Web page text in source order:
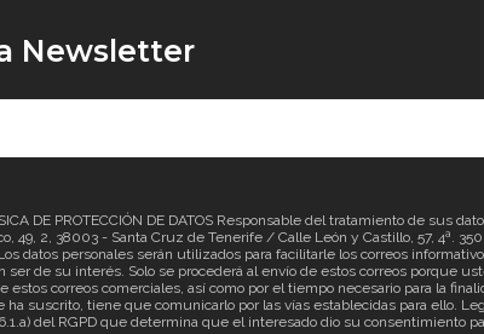
Newsletter
DE PROTECCIÓN DE DATOS Responsable del tratamiento de sus
49, 2, 38003 - Santa Cruz de Tenerife / Calle León y Castillo, 57, 4ª.
datos personales serán utilizados para facilitarle los correos
de su interés. Solo se procederá al envío de estos correos porque
correos comerciales, así como por el tiempo necesario para la
suscrito, tiene que comunicarlo por las vías establecidas para ello.
del RGPD que determina que el interesado dio su consentimiento